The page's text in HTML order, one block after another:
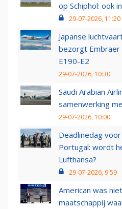
op Schiphol: ook
29-07-2026, 11:20
Japanse
bezorgt Embraer
E190-E2
29-07-2026, 10:30
Saudi Arabian
samenwerking
29-07-2026, 10:00
Deadlinedag
Portugal: wordt
Lufthansa?
29-07-2026, 9:59
American was
maatschappij